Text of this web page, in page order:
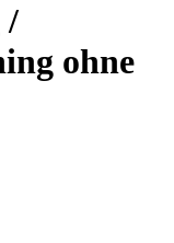
/
ohne